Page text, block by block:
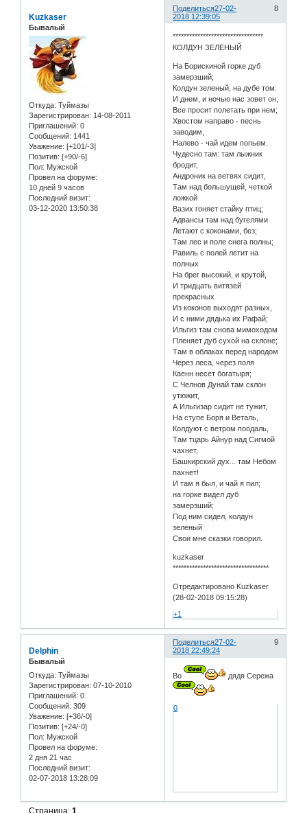
Поделиться 8
27-02-
2018 12:39:05
Kuzkaser
Бывалый
Откуда: Туймазы
Зарегистрирован: 14-08-2011
Приглашений: 0
Сообщений: 1441
Уважение: [+101/-3]
Позитив: [+90/-6]
Пол: Мужской
Провел на форуме:
10 дней 9 часов
Последний визит:
03-12-2020 13:50:38
*********************************
КОЛДУН ЗЕЛЕНЫЙ
На Борискиной горке дуб
замерзший;
Колдун зеленый, на дубе том:
И днем, и ночью нас зовет он;
Все просит полетать при нем;
Хвостом направо - песнь
заводим,
Налево - чай идем попьем.
Чудесно там: там лыжник
бродит,
Андроник на ветвях сидит,
Там над большущей, четкой
ложкой
Вазих гоняет стайку птиц;
Адвансы там над бугелями
Летают с коконами, без;
Там лес и поле снега полны;
Равиль с полей летит на
полных
На брег высокий, и крутой,
И тридцать витязей
прекрасных
Из коконов выходят разных,
И с ними дядька их Рафай;
Ильгиз там снова мимоходом
Пленяет дуб сухой на склоне;
Там в облаках перед народом
Через леса, через поля
Каенн несет богатыря;
С Челнов Дунай там склон
утюжит,
А Ильгизар сидит не тужит,
На ступе Боря и Веталь,
Колдуют с ветром поодаль,
Там тцарь Айнур над Сигмой
чахнет,
Башкирский дух... там Небом
пахнет!
И там я был, и чай я пил;
на горке видел дуб
замерзший;
Под ним сидел, колдун
зеленый
Свои мне сказки говорил.
kuzkaser
***********************************
Отредактировано Kuzkaser
(28-02-2018 09:15:28)
+1
Поделиться 9
27-02-
2018 22:49:24
Delphin
Бывалый
Откуда: Туймазы
Зарегистрирован: 07-10-2010
Приглашений: 0
Сообщений: 309
Уважение: [+36/-0]
Позитив: [+24/-0]
Пол: Мужской
Провел на форуме:
2 дня 21 час
Последний визит:
02-07-2018 13:28:09
Во дядя Сережа
0